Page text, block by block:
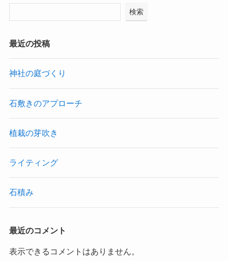
検索
最近の投稿
神社の庭づくり
石敷きのアプローチ
植栽の芽吹き
ライティング
石積み
最近のコメント
表示できるコメントはありません。